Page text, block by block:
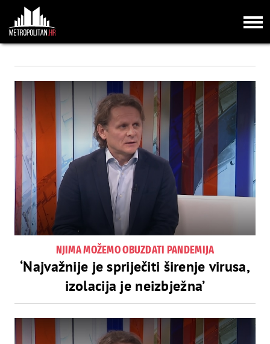
NJIMA MOŽEMO OBUZDATI PANDEMIJA
‘Najvažnije je spriječiti širenje virusa,
izolacija je neizbježna’